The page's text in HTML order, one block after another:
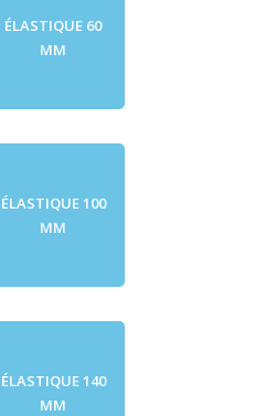
ÉLASTIQUE 60
MM
ÉLASTIQUE 100
MM
ÉLASTIQUE 140
MM